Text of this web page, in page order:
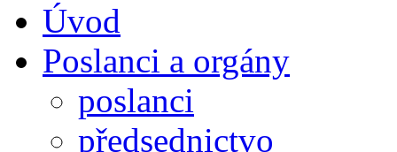
Úvod
Poslanci a orgány
poslanci
předsednictvo